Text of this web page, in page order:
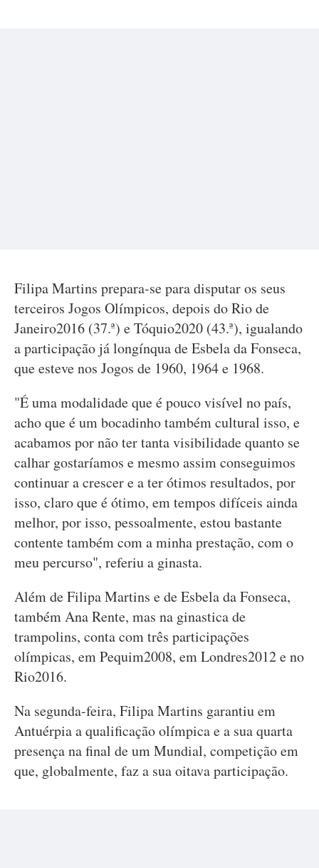
Filipa Martins prepara-se para disputar os seus
terceiros Jogos Olímpicos, depois do Rio de
Janeiro2016 (37.ª) e Tóquio2020 (43.ª), igualando
a participação já longínqua de Esbela da Fonseca,
que esteve nos Jogos de 1960, 1964 e 1968.
"É uma modalidade que é pouco visível no país,
acho que é um bocadinho também cultural isso, e
acabamos por não ter tanta visibilidade quanto se
calhar gostaríamos e mesmo assim conseguimos
continuar a crescer e a ter ótimos resultados, por
isso, claro que é ótimo, em tempos difíceis ainda
melhor, por isso, pessoalmente, estou bastante
contente também com a minha prestação, com o
meu percurso", referiu a ginasta.
Além de Filipa Martins e de Esbela da Fonseca,
também Ana Rente, mas na ginastica de
trampolins, conta com três participações
olímpicas, em Pequim2008, em Londres2012 e no
Rio2016.
Na segunda-feira, Filipa Martins garantiu em
Antuérpia a qualificação olímpica e a sua quarta
presença na final de um Mundial, competição em
que, globalmente, faz a sua oitava participação.